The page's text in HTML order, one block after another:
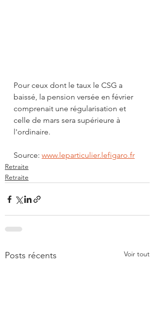
Pour ceux dont le taux le CSG a
baissé, la pension versée en février
comprenait une régularisation et
celle de mars sera supérieure à
l'ordinaire.
Source: www.leparticulier.lefigaro.fr
Retraite
Retraite
Posts récents Voir tout